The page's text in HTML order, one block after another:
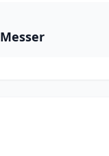
Messer